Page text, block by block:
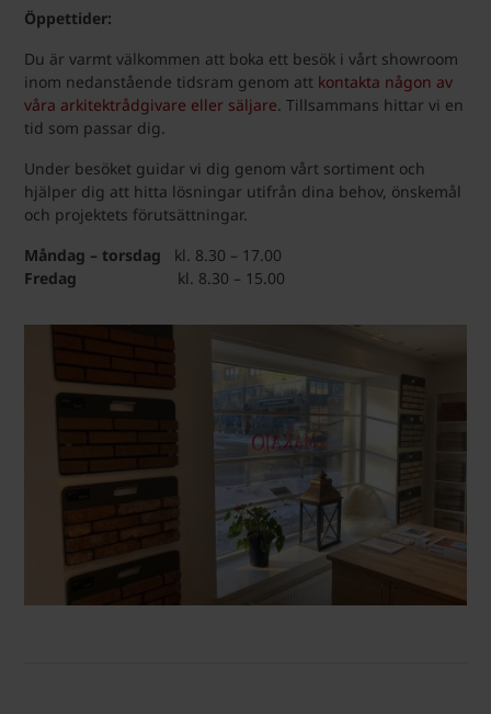
Öppettider:
Du är varmt välkommen att boka ett besök i vårt showroom
inom nedanstående tidsram genom att kontakta någon av
våra arkitektrådgivare eller säljare. Tillsammans hittar vi en
tid som passar dig.
Under besöket guidar vi dig genom vårt sortiment och
hjälper dig att hitta lösningar utifrån dina behov, önskemål
och projektets förutsättningar.
Måndag – torsdag kl. 8.30 – 17.00
Fredag kl. 8.30 – 15.00